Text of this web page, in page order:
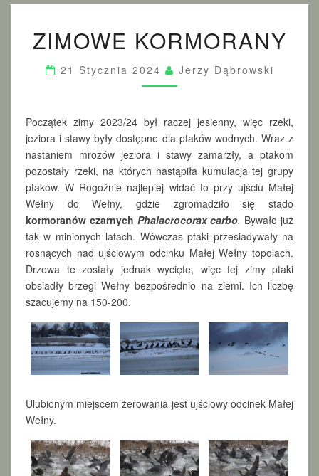
I
M
O
W
O
R
M
R
A
N
Y
ZIMOWE KORMORANY
21 Stycznia 2024 Jerzy Dąbrowski
Początek zimy 2023/24 był raczej jesienny, więc rzeki,
jeziora i stawy były dostępne dla ptaków wodnych. Wraz z
nastaniem mrozów jeziora i stawy zamarzły, a ptakom
pozostały rzeki, na których nastąpiła kumulacja tej grupy
ptaków. W Rogoźnie najlepiej widać to przy ujściu Małej
Wełny do Wełny, gdzie zgromadziło się stado
kormoranów czarnych Phalacrocorax carbo. Bywało już
tak w minionych latach. Wówczas ptaki przesiadywały na
rosnących nad ujściowym odcinku Małej Wełny topolach.
Drzewa te zostały jednak wycięte, więc tej zimy ptaki
obsiadły brzegi Wełny bezpośrednio na ziemi. Ich liczbę
szacujemy na 150-200.
Ulubionym miejscem żerowania jest ujściowy odcinek Małej
Wełny.